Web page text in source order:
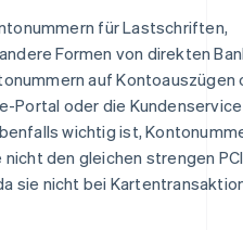
für Lastschriften,
Formen von direkten
auf Kontoauszügen
Portal oder die
wichtig ist,
den gleichen strengen
sie nicht bei